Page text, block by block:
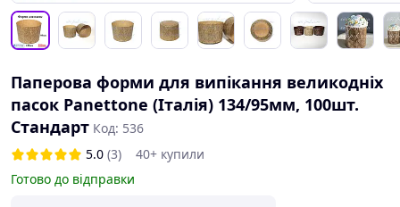
Паперова форми для випікання великодніх
пасок Panettone (Італія) 134/95мм, 100шт.
Стандарт Код: 536
5.0 (3)
40+ купили
Готово до відправки